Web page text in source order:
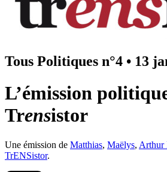
Tous Politiques n°4 • 13
L’émission
Trensistor
Une émission de Matthias, Maëlys, Arthur
TrENSistor.